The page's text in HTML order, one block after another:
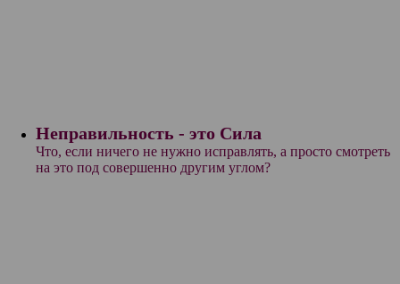
Неправильность - это Сила
Что, если ничего не нужно исправлять, а просто смотреть
на это под совершенно другим углом?